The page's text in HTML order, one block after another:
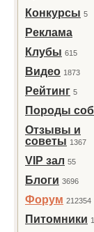
Конкурсы 5
Реклама
Клубы 615
Видео 1873
Рейтинг 5
Породы
Отзывы и
советы 1367
VIP зал 55
Блоги 3696
Форум 212354
Питомники